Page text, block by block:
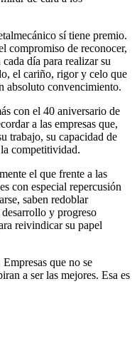
sí tiene premio.
compromiso de reconocer,
día para realizar su
el cariño, rigor y celo que
absoluto convencimiento.
con el 40 aniversario de
a las empresas que,
trabajo, su capacidad de
competitividad.
el que frente a las
con especial repercusión
saben redoblar
y progreso
reivindicar su papel
que no se
a ser las mejores. Esa es